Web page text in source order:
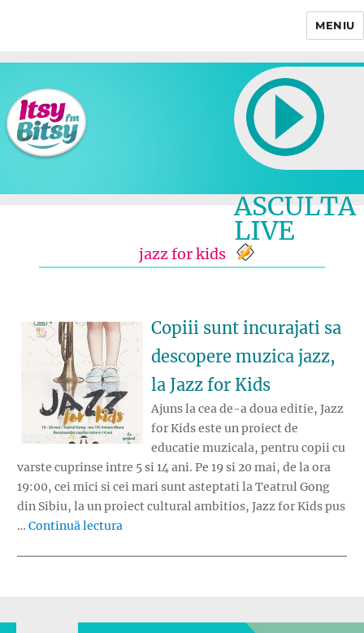
MENIU
ASCULTA
LIVE
jazz for kids
Copiii sunt incurajati sa
descopere muzica jazz,
la Jazz for Kids
Ajuns la cea de-a doua editie, Jazz
for Kids este un proiect de
educatie muzicala, pentru copii cu
varste cuprinse intre 5 si 14 ani. Pe 19 si 20 mai, de la ora
19:00, cei mici si cei mari sunt asteptati la Teatrul Gong
din Sibiu, la un proiect cultural ambitios, Jazz for Kids pus
… Continuă lectura